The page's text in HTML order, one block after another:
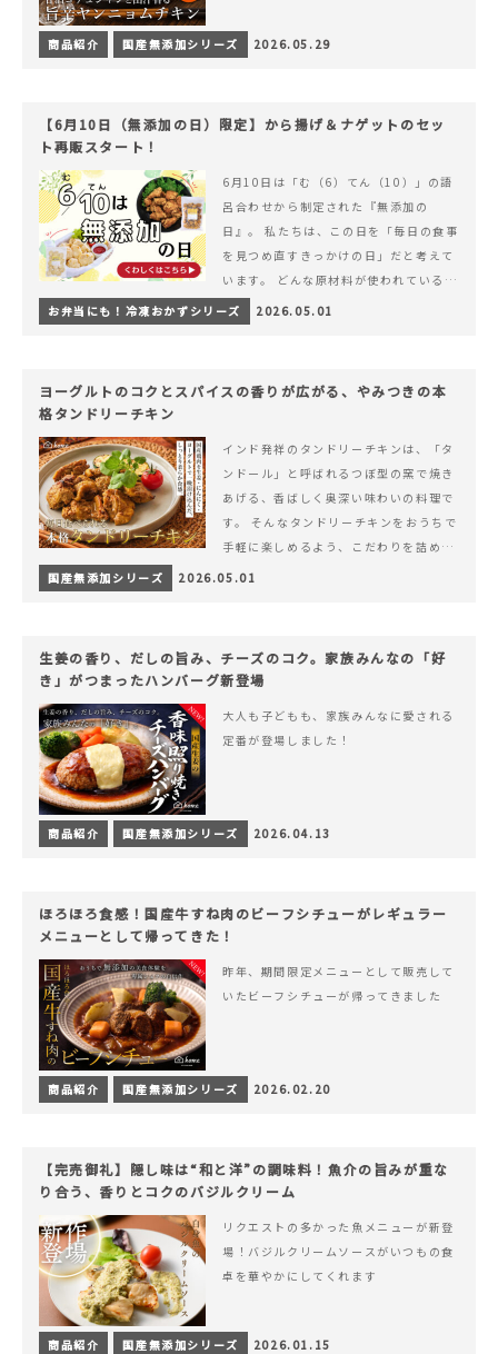
商品紹介 国産無添加シリーズ 2026.05.29
【6月10日（無添加の日）限定】から揚げ＆ナゲットのセッ
ト再販スタート！
6月10日は「む（6）てん（10）」の語
呂合わせから制定された『無添加の
日』。 私たちは、この日を「毎日の食事
を見つめ直すきっかけの日」だと考えて
います。 どんな原材料が使われているの
か。 どのようにつくられているのか。&
hellip; 続きを読む 【6月10日（無添加
お弁当にも！冷凍おかずシリーズ 2026.05.01
ヨーグルトのコクとスパイスの香りが広がる、やみつきの本
格タンドリーチキン
インド発祥のタンドリーチキンは、「タ
ンドール」と呼ばれるつぼ型の窯で焼き
あげる、香ばしく奥深い味わいの料理で
す。 そんなタンドリーチキンをおうちで
手軽に楽しめるよう、こだわりを詰め込
んで仕上げました。 様々なシーンでお召
国産無添加シリーズ 2026.05.01
生姜の香り、だしの旨み、チーズのコク。家族みんなの「好
き」がつまったハンバーグ新登場
大人も子どもも、家族みんなに愛される
定番が登場しました！
商品紹介 国産無添加シリーズ 2026.04.13
ほろほろ食感！国産牛すね肉のビーフシチューがレギュラー
メニューとして帰ってきた！
昨年、期間限定メニューとして販売して
いたビーフシチューが帰ってきました
商品紹介 国産無添加シリーズ 2026.02.20
【完売御礼】隠し味は“和と洋”の調味料！魚介の旨みが重な
り合う、香りとコクのバジルクリーム
リクエストの多かった魚メニューが新登
場！バジルクリームソースがいつもの食
卓を華やかにしてくれます
商品紹介 国産無添加シリーズ 2026.01.15